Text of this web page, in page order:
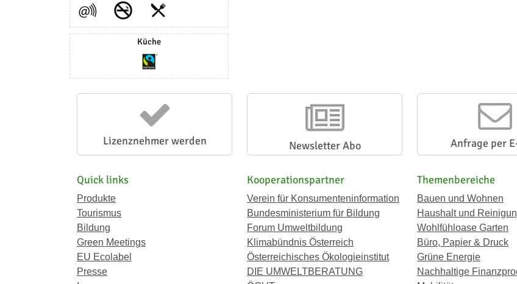
Küche
Lizenznehmer werden Newsletter Abo Anfrage per
Quick links
Produkte
Tourismus
Bildung
Green Meetings
EU Ecolabel
Presse
Kooperationspartner
Verein für Konsumenteninformation
Bundesministerium für Bildung
Forum Umweltbildung
Klimabündnis Österreich
Österreichisches Ökologieinstitut
DIE UMWELTBERATUNG
Themenbereiche
Bauen und Wohnen
Haushalt und
Wohlfühloase Garten
Büro, Papier & Druck
Grüne Energie
Nachhaltige